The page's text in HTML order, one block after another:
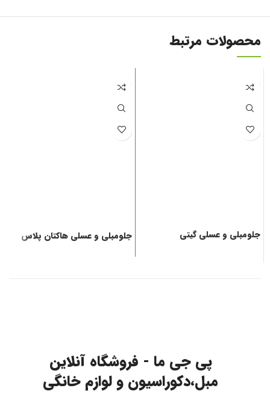
محصولات مرتبط
جلومبلی و عسلی گیتی جلومبلی و عسلی هاکتان پلاس
پی جی ما - فروشگاه آنلاین
مبل،دکوراسیون و لوازم خانگی